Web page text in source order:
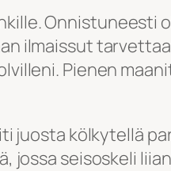
Onnistuneesti
ilmaissut
Pienen
juosta kölkytellä
jossa seisoskeli